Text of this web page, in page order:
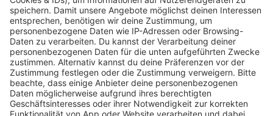
PODCAST-GÄSTE: MEHR NEWS
HOME
RADIOS